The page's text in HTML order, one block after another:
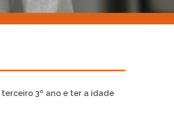
3º ano e ter a idade